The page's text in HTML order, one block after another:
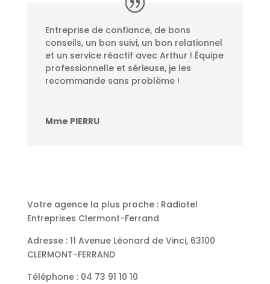
Entreprise de confiance, de bons
conseils, un bon suivi, un bon relationnel
et un service réactif avec Arthur ! Équipe
professionnelle et sérieuse, je les
recommande sans problème !
Mme PIERRU
Votre agence la plus proche : Radiotel
Entreprises Clermont-Ferrand
Adresse : 11 Avenue Léonard de Vinci, 63100
CLERMONT-FERRAND
Téléphone : 04 73 91 10 10